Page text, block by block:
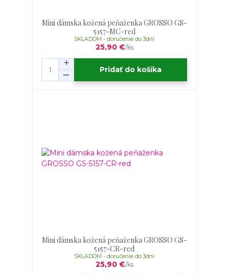
Mini dámska kožená peňaženka GROSSO GS-
5157-MC-red
25,90 €/ks
SKLADOM - doručenie do 3dní
Pridať do košíka
Mini dámska kožená peňaženka GROSSO GS-
5157-CR-red
25,90 €/ks
SKLADOM - doručenie do 3dní